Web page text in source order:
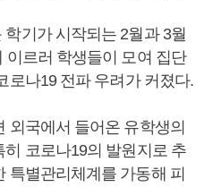
기가 시작되는 2월과 3월
이르러 학생들이 모여 집단
로나19 전파 우려가 커졌다.
외국에서 들어온 유학생의
코로나19의 발원지로 추
특별관리체계를 가동해 피